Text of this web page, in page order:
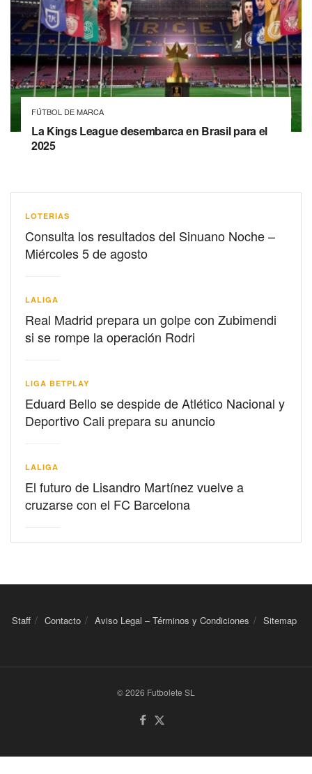
FÚTBOL DE MARCA
La Kings League desembarca en Brasil para el
2025
LOTERIAS
Consulta los resultados del Sinuano Noche –
Miércoles 5 de agosto
LALIGA
Real Madrid prepara un golpe con Zubimendi
si se rompe la operación Rodri
LIGA BETPLAY
Eduard Bello se despide de Atlético Nacional y
Deportivo Cali prepara su anuncio
LALIGA
El futuro de Lisandro Martínez vuelve a
cruzarse con el FC Barcelona
Staff Contacto Aviso Legal – Términos y Condiciones Sitemap
© 2026 Futbolete SL